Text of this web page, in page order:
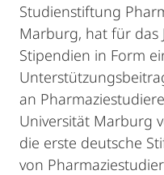
Studienstiftung
Marburg, hat für das
Stipendien in Form
an
Universität Marburg
die erste deutsche
von